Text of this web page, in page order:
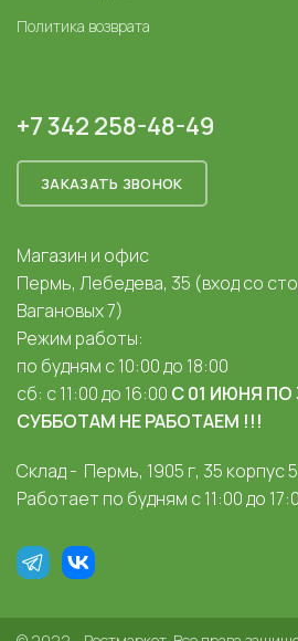
Политика возврата
+7 342 258-48-49
ЗАКАЗАТЬ ЗВОНОК
Магазин и офис
Пермь, Лебедева, 35 (вход со
Вагановых 7)
Режим работы:
по будням с 10:00 до 18:00
сб: с 11:00 до 16:00 С 01 ИЮНЯ ПО
СУББОТАМ НЕ РАБОТАЕМ !!!
Склад - Пермь, 1905 г, 35 корпус 5
Работает по будням с 11:00 до